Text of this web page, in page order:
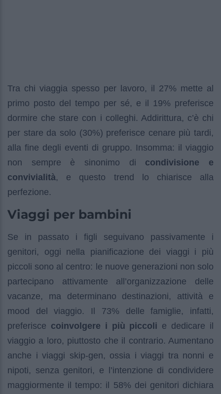
Tra chi viaggia spesso per lavoro, il 27% mette al
primo posto del tempo per sé, e il 19% preferisce
dormire che stare con i colleghi. Addirittura, c’è chi
per stare da solo (30%) preferisce cenare più tardi,
alla fine degli eventi di gruppo. Insomma: il viaggio
non sempre è sinonimo di condivisione e
convivialità, e questo trend lo chiarisce alla
perfezione.
Viaggi per bambini
Se in passato i figli seguivano passivamente i
genitori, oggi nella pianificazione dei viaggi i più
piccoli sono al centro: le nuove generazioni non solo
partecipano attivamente all’organizzazione delle
vacanze, ma determinano destinazioni, attività e
mood del viaggio. Il 73% delle famiglie, infatti,
preferisce coinvolgere i più piccoli e dedicare il
viaggio a loro, piuttosto che il contrario. Aumentano
anche i viaggi skip-gen, ossia i viaggi tra nonni e
nipoti, senza genitori, e l’intenzione di condividere
maggiormente il tempo: il 58% dei genitori dichiara